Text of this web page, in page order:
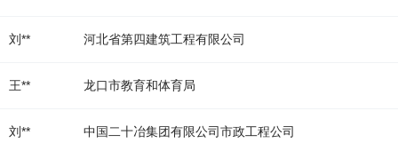
刘** 河北省第四建筑工程有限公司
王** 龙口市教育和体育局
刘** 中国二十冶集团有限公司市政工程公司